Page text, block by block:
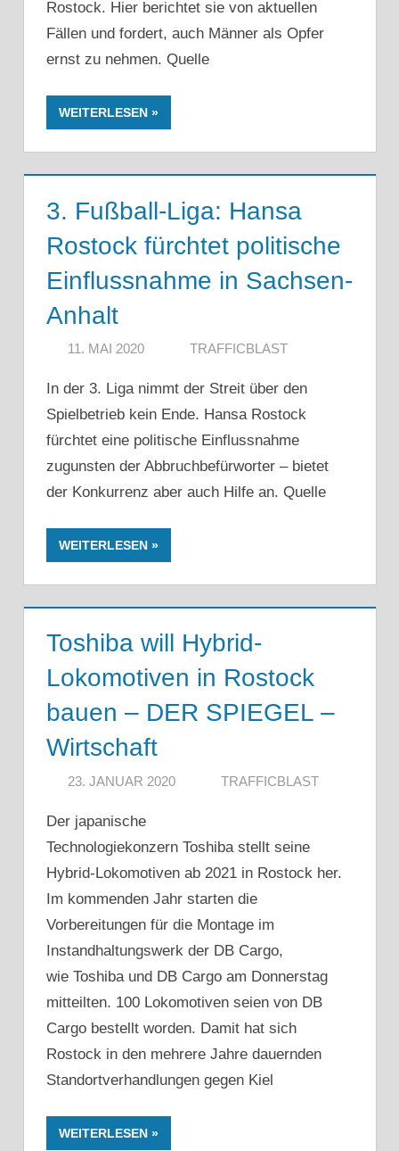
Rostock. Hier berichtet sie von aktuellen
Fällen und fordert, auch Männer als Opfer
ernst zu nehmen. Quelle
WEITERLESEN
3. Fußball-Liga: Hansa
Rostock fürchtet politische
Einflussnahme in Sachsen-
Anhalt
11. MAI 2020 TRAFFICBLAST
In der 3. Liga nimmt der Streit über den
Spielbetrieb kein Ende. Hansa Rostock
fürchtet eine politische Einflussnahme
zugunsten der Abbruchbefürworter – bietet
der Konkurrenz aber auch Hilfe an. Quelle
WEITERLESEN
Toshiba will Hybrid-
Lokomotiven in Rostock
bauen – DER SPIEGEL –
Wirtschaft
23. JANUAR 2020 TRAFFICBLAST
Der japanische
Technologiekonzern Toshiba stellt seine
Hybrid-Lokomotiven ab 2021 in Rostock her.
Im kommenden Jahr starten die
Vorbereitungen für die Montage im
Instandhaltungswerk der DB Cargo,
wie Toshiba und DB Cargo am Donnerstag
mitteilten. 100 Lokomotiven seien von DB
Cargo bestellt worden. Damit hat sich
Rostock in den mehrere Jahre dauernden
Standortverhandlungen gegen Kiel
WEITERLESEN